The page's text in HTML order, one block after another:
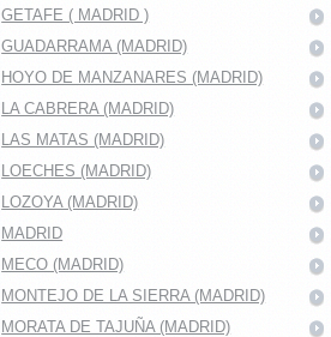
GETAFE ( MADRID )
GUADARRAMA (MADRID)
HOYO DE MANZANARES (MADRID)
LA CABRERA (MADRID)
LAS MATAS (MADRID)
LOECHES (MADRID)
LOZOYA (MADRID)
MADRID
MECO (MADRID)
MONTEJO DE LA SIERRA (MADRID)
MORATA DE TAJUÑA (MADRID)